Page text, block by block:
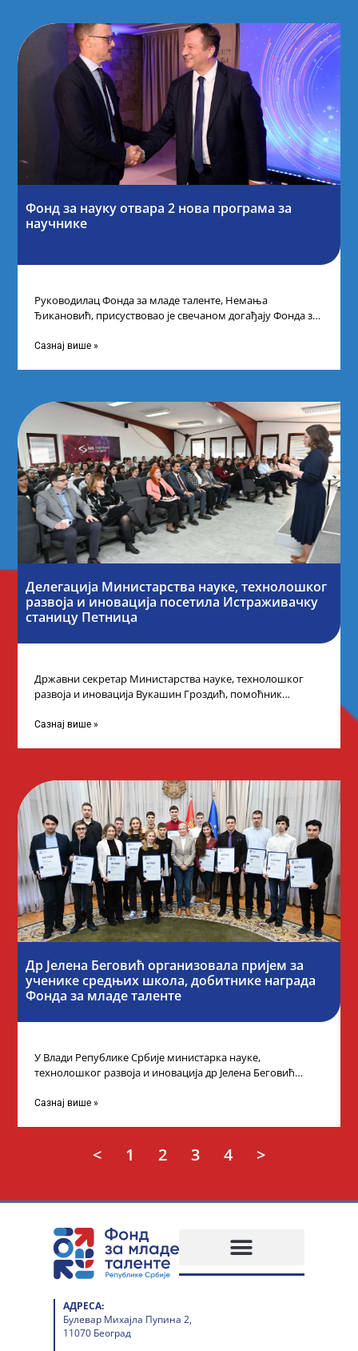
Фонд за науку отвара 2 нова програма за
научнике
Руководилац Фонда за младе таленте, Немања
Ђикановић, присуствовао је свечаном догађају Фонда за
Сазнај више »
Делегација Министарства науке, технолошког
развоја и иновација посетила Истраживачку
станицу Петница
Државни секретар Министарства науке, технолошког
развоја и иновација Вукашин Гроздић, помоћник
промоцију
Сазнај више »
Др Јелена Беговић организовала пријем за
ученике средњих школа, добитнике награда
Фонда за младе таленте
У Влади Републике Србије министарка науке,
технолошког развоја и иновација др Јелена Беговић
Сазнај више »
< 1 2 3 4 >
АДРЕСА:
Булевар Михајла Пупина 2,
11070 Београд